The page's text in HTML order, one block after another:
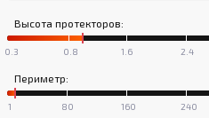
Высота протекторов:
Периметр: